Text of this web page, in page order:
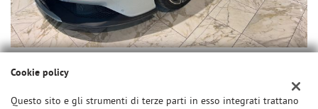
Cookie policy
Questo sito e gli strumenti di terze parti in esso integrati trattano